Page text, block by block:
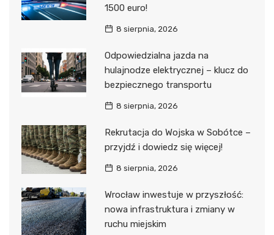
1500 euro!
8 sierpnia, 2026
Odpowiedzialna jazda na
hulajnodze elektrycznej – klucz do
bezpiecznego transportu
8 sierpnia, 2026
Rekrutacja do Wojska w Sobótce –
przyjdź i dowiedz się więcej!
8 sierpnia, 2026
Wrocław inwestuje w przyszłość:
nowa infrastruktura i zmiany w
ruchu miejskim